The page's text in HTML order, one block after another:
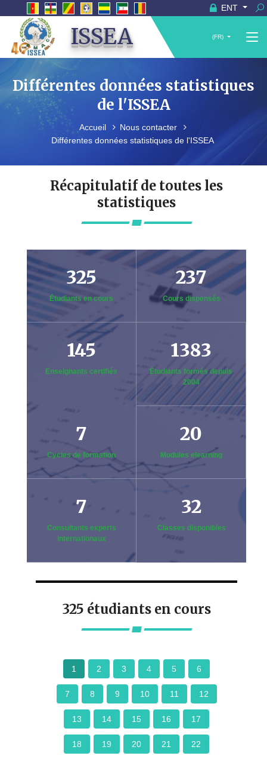
ENT
ISSEA (FR)
Différentes données statistiques
de l'ISSEA
Accueil
Nous contacter
Différentes données statistiques de l'ISSEA
Récapitulatif de toutes les
statistiques
325
Étudiants en cours
237
Cours dispensés
145
Enseignants certifiés
1383
Étudiants formés depuis
2004
7
Cycles de formation
20
Modules elearning
7
Consultants experts
internationaux
32
Classes disponibles
325 étudiants en cours
1 2 3 4 5 6
7 8 9 10 11 12
13 14 15 16 17
18 19 20 21 22